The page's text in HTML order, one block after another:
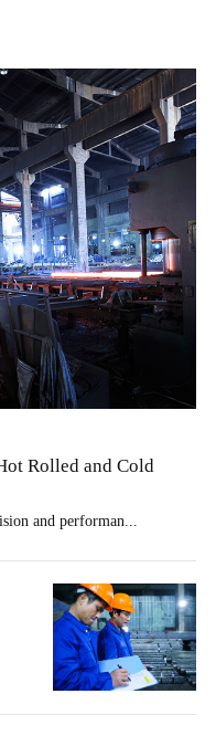
Rolled and Cold
and performan...